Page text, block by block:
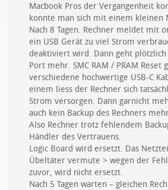
Macbook Pros der Vergangenheit
konnte man sich mit einem kleinen
Nach 8 Tagen. Rechner meldet mit
ein USB Gerät zu viel Strom
deaktiviert wird. Dann geht plötzlich
Port mehr. SMC RAM / PRAM Reset
verschiedene hochwertige USB-C
einem liess der Rechner sich
Strom versorgen. Dann garnicht
auch kein Backup des Rechners
Also Rechner trotz fehlendem
Händler des Vertrauens.
Logic Board wird ersetzt. Das
Übeltäter vermute > wegen der
zuvor, wird nicht ersetzt.
Nach 5 Tagen warten – gleichen